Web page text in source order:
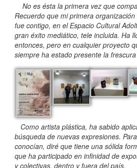
No es ésta la primera vez que
Recuerdo que mi primera
fue contigo, en el Espacio Cultural
gran éxito mediático, tele incluida. Ha
entonces, pero en cualquier proyecto
siempre ha estado presente la
Como artista plástica, ha sabido
búsqueda de nuevas expresiones.
conocían, diré que tiene una sólida
que ha participado en infinidad de
y colectivas, dentro y fuera del país.